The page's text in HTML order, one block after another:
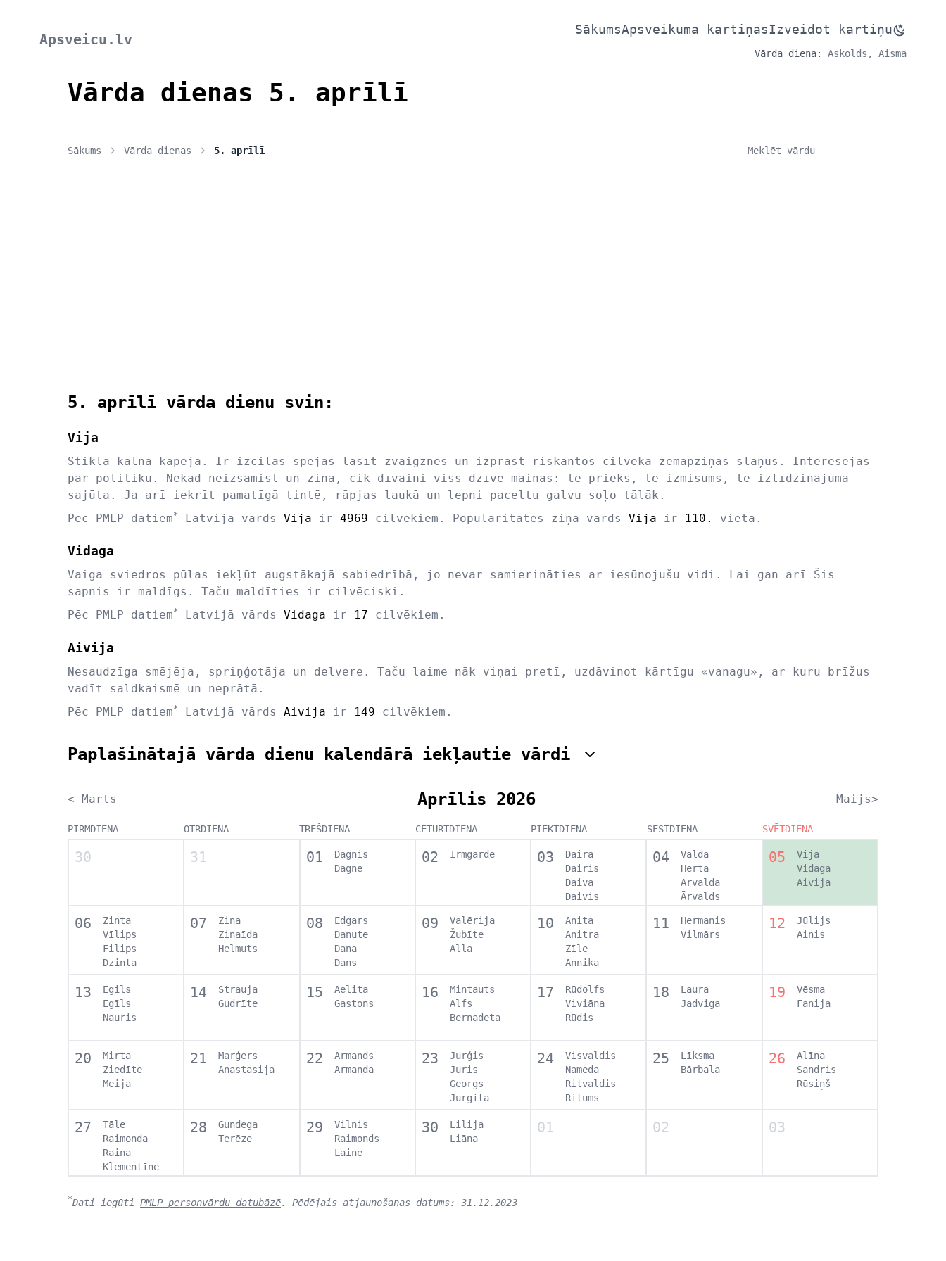
Apsveicu.lv
SākumsApsveikuma kartiņasIzveidot kartiņu
Vārda diena: Askolds, Aisma
Vārda dienas 5. aprīlī
Sākums Vārda dienas 5. aprīlī
5. aprīlī vārda dienu svin:
Vija
Stikla kalnā kāpeja. Ir izcilas spējas lasīt zvaigznēs un izprast riskantos cilvēka zemapziņas slāņus. Interesējas
par politiku. Nekad neizsamist un zina, cik dīvaini viss dzīvē mainās: te prieks, te izmisums, te izlīdzinājuma
sajūta. Ja arī iekrīt pamatīgā tintē, rāpjas laukā un lepni paceltu galvu soļo tālāk.
Pēc PMLP datiem* Latvijā vārds Vija ir 4969 cilvēkiem. Popularitātes ziņā vārds Vija ir 110. vietā.
Vidaga
Vaiga sviedros pūlas iekļūt augstākajā sabiedrībā, jo nevar samierināties ar iesūnojušu vidi. Lai gan arī Šis
sapnis ir maldīgs. Taču maldīties ir cilvēciski.
Pēc PMLP datiem* Latvijā vārds Vidaga ir 17 cilvēkiem.
Aivija
Nesaudzīga smējēja, spriņģotāja un delvere. Taču laime nāk viņai pretī, uzdāvinot kārtīgu «vanagu», ar kuru brīžus
vadīt saldkaismē un neprātā.
Pēc PMLP datiem* Latvijā vārds Aivija ir 149 cilvēkiem.
Paplašinātajā vārda dienu kalendārā iekļautie vārdi
< Marts Aprīlis 2026 Maijs>
PIRMDIENA OTRDIENA TREŠDIENA CETURTDIENA PIEKTDIENA SESTDIENA SVĒTDIENA
30 31 01
Dagnis
Dagne
02 Irmgarde 03
Daira
Dairis
Daiva
Daivis
04
Valda
Herta
Ārvalda
Ārvalds
05
Vija
Vidaga
Aivija
06
Zinta
Vīlips
Filips
Dzinta
07
Zina
Zinaīda
Helmuts
08
Edgars
Danute
Dana
Dans
09
Valērija
Žubīte
Alla
10
Anita
Anitra
Zīle
Annika
11
Hermanis
Vilmārs
12
Jūlijs
Ainis
13
Egils
Egīls
Nauris
14
Strauja
Gudrīte
15
Aelita
Gastons
16
Mintauts
Alfs
Bernadeta
17
Rūdolfs
Viviāna
Rūdis
18
Laura
Jadviga
19
Vēsma
Fanija
20
Mirta
Ziedīte
Meija
21
Marģers
Anastasija
22
Armands
Armanda
23
Jurģis
Juris
Georgs
Jurgita
24
Visvaldis
Nameda
Ritvaldis
Ritums
25
Līksma
Bārbala
26
Alīna
Sandris
Rūsiņš
27
Tāle
Raimonda
Raina
Klementīne
28
Gundega
Terēze
29
Vilnis
Raimonds
Laine
30
Lilija
Liāna
01 02 03
*Dati iegūti PMLP personvārdu datubāzē. Pēdējais atjaunošanas datums: 31.12.2023